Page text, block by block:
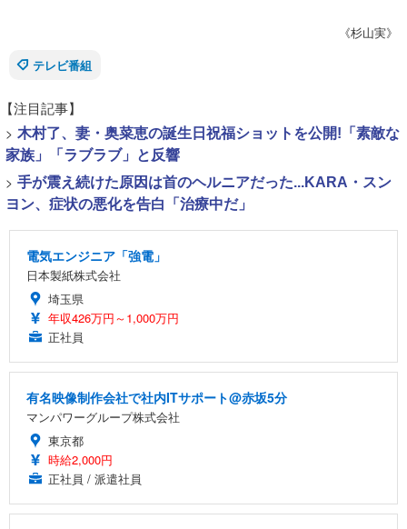
《杉山実》
テレビ番組
【注目記事】
> 木村了、妻・奥菜恵の誕生日祝福ショットを公開!「素敵な
家族」「ラブラブ」と反響
> 手が震え続けた原因は首のヘルニアだった...KARA・スン
ヨン、症状の悪化を告白「治療中だ」
電気エンジニア「強電」
日本製紙株式会社
埼玉県
年収426万円～1,000万円
正社員
有名映像制作会社で社内ITサポート@赤坂5分
マンパワーグループ株式会社
東京都
時給2,000円
正社員 / 派遣社員